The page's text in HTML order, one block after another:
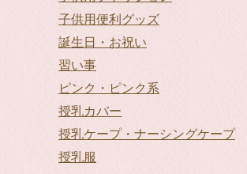
子供用便利グッズ
誕生日・お祝い
習い事
ピンク・ピンク系
授乳カバー
授乳ケープ・ナーシングケープ
授乳服